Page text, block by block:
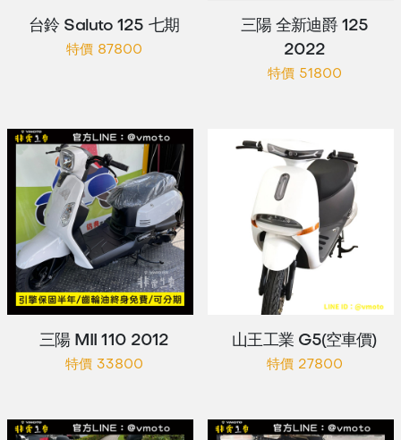
台鈴 Saluto 125 七期
特價 87800
三陽 全新迪爵 125
2022
特價 51800
三陽 MII 110 2012
特價 33800
山王工業 G5(空車價)
特價 27800